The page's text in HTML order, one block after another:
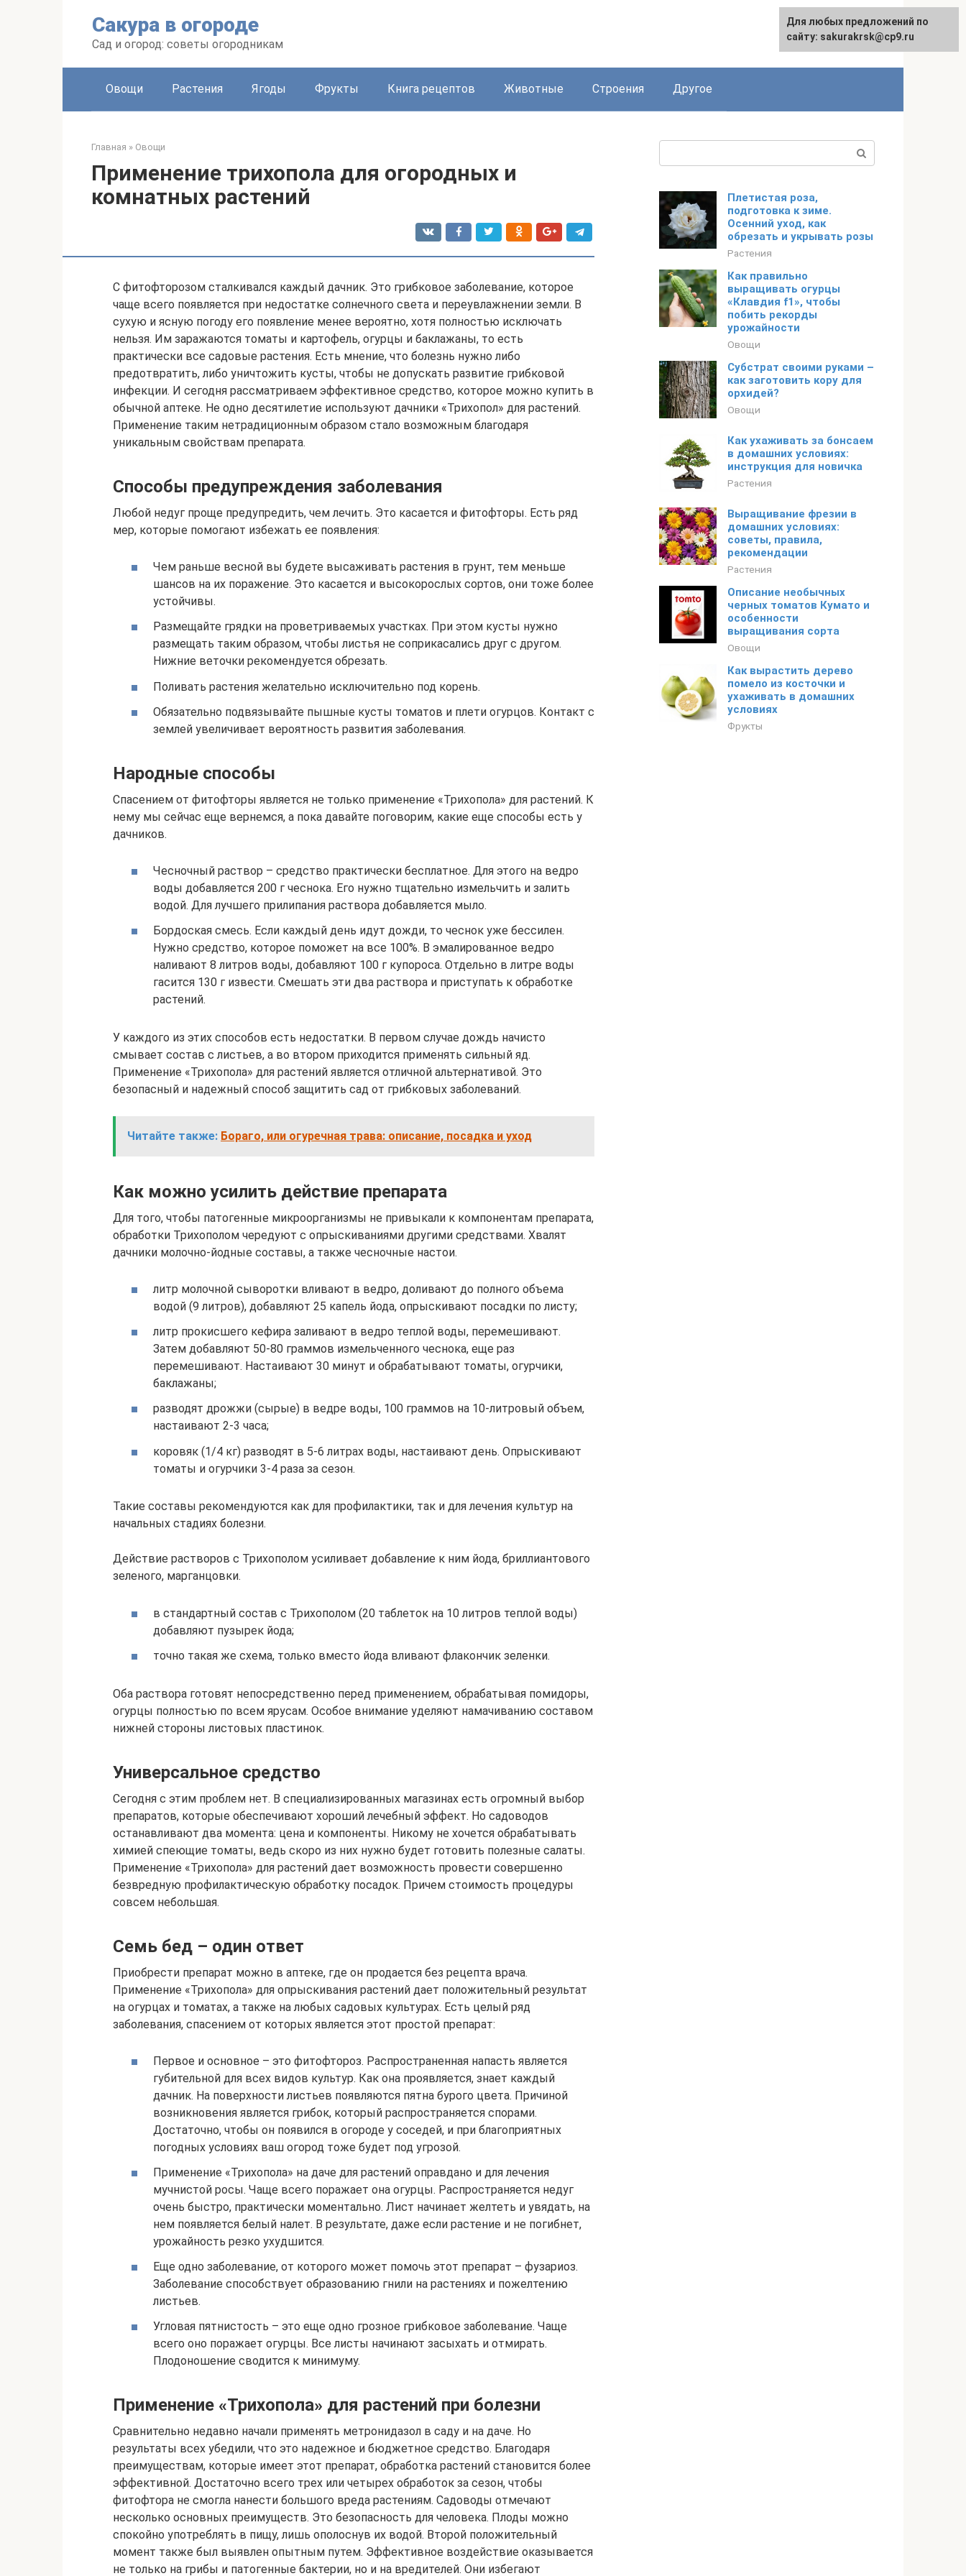
Сакура в огороде
Сад и огород: советы огородникам
English
Овощи Растения Ягоды Фрукты Книга рецептов Животные Строения Другое
Главная » Овощи
Применение трихопола для огородных и
комнатных растений
С фитофторозом сталкивался каждый дачник. Это грибковое заболевание, которое
чаще всего появляется при недостатке солнечного света и переувлажнении земли. В
сухую и ясную погоду его появление менее вероятно, хотя полностью исключать
нельзя. Им заражаются томаты и картофель, огурцы и баклажаны, то есть
практически все садовые растения. Есть мнение, что болезнь нужно либо
предотвратить, либо уничтожить кусты, чтобы не допускать развитие грибковой
инфекции. И сегодня рассматриваем эффективное средство, которое можно купить в
обычной аптеке. Не одно десятилетие используют дачники «Трихопол» для растений.
Применение таким нетрадиционным образом стало возможным благодаря
уникальным свойствам препарата.
Способы предупреждения заболевания
Любой недуг проще предупредить, чем лечить. Это касается и фитофторы. Есть ряд
мер, которые помогают избежать ее появления:
Чем раньше весной вы будете высаживать растения в грунт, тем меньше
шансов на их поражение. Это касается и высокорослых сортов, они тоже более
устойчивы.
Размещайте грядки на проветриваемых участках. При этом кусты нужно
размещать таким образом, чтобы листья не соприкасались друг с другом.
Нижние веточки рекомендуется обрезать.
Поливать растения желательно исключительно под корень.
Обязательно подвязывайте пышные кусты томатов и плети огурцов. Контакт с
землей увеличивает вероятность развития заболевания.
Народные способы
Спасением от фитофторы является не только применение «Трихопола» для растений. К
нему мы сейчас еще вернемся, а пока давайте поговорим, какие еще способы есть у
дачников.
Чесночный раствор – средство практически бесплатное. Для этого на ведро
воды добавляется 200 г чеснока. Его нужно тщательно измельчить и залить
водой. Для лучшего прилипания раствора добавляется мыло.
Бордоская смесь. Если каждый день идут дожди, то чеснок уже бессилен.
Нужно средство, которое поможет на все 100%. В эмалированное ведро
наливают 8 литров воды, добавляют 100 г купороса. Отдельно в литре воды
гасится 130 г извести. Смешать эти два раствора и приступать к обработке
растений.
У каждого из этих способов есть недостатки. В первом случае дождь начисто
смывает состав с листьев, а во втором приходится применять сильный яд.
Применение «Трихопола» для растений является отличной альтернативой. Это
безопасный и надежный способ защитить сад от грибковых заболеваний.
Читайте также: Бораго, или огуречная трава: описание, посадка и уход
Как можно усилить действие препарата
Для того, чтобы патогенные микроорганизмы не привыкали к компонентам препарата,
обработки Трихополом чередуют с опрыскиваниями другими средствами. Хвалят
дачники молочно-йодные составы, а также чесночные настои.
литр молочной сыворотки вливают в ведро, доливают до полного объема
водой (9 литров), добавляют 25 капель йода, опрыскивают посадки по листу;
литр прокисшего кефира заливают в ведро теплой воды, перемешивают.
Затем добавляют 50-80 граммов измельченного чеснока, еще раз
перемешивают. Настаивают 30 минут и обрабатывают томаты, огурчики,
баклажаны;
разводят дрожжи (сырые) в ведре воды, 100 граммов на 10-литровый объем,
настаивают 2-3 часа;
коровяк (1/4 кг) разводят в 5-6 литрах воды, настаивают день. Опрыскивают
томаты и огурчики 3-4 раза за сезон.
Такие составы рекомендуются как для профилактики, так и для лечения культур на
начальных стадиях болезни.
Действие растворов с Трихополом усиливает добавление к ним йода, бриллиантового
зеленого, марганцовки.
в стандартный состав с Трихополом (20 таблеток на 10 литров теплой воды)
добавляют пузырек йода;
точно такая же схема, только вместо йода вливают флакончик зеленки.
Оба раствора готовят непосредственно перед применением, обрабатывая помидоры,
огурцы полностью по всем ярусам. Особое внимание уделяют намачиванию составом
нижней стороны листовых пластинок.
Универсальное средство
Сегодня с этим проблем нет. В специализированных магазинах есть огромный выбор
препаратов, которые обеспечивают хороший лечебный эффект. Но садоводов
останавливают два момента: цена и компоненты. Никому не хочется обрабатывать
химией спеющие томаты, ведь скоро из них нужно будет готовить полезные салаты.
Применение «Трихопола» для растений дает возможность провести совершенно
безвредную профилактическую обработку посадок. Причем стоимость процедуры
совсем небольшая.
Семь бед – один ответ
Приобрести препарат можно в аптеке, где он продается без рецепта врача.
Применение «Трихопола» для опрыскивания растений дает положительный результат
на огурцах и томатах, а также на любых садовых культурах. Есть целый ряд
заболевания, спасением от которых является этот простой препарат:
Первое и основное – это фитофтороз. Распространенная напасть является
губительной для всех видов культур. Как она проявляется, знает каждый
дачник. На поверхности листьев появляются пятна бурого цвета. Причиной
возникновения является грибок, который распространяется спорами.
Достаточно, чтобы он появился в огороде у соседей, и при благоприятных
погодных условиях ваш огород тоже будет под угрозой.
Применение «Трихопола» на даче для растений оправдано и для лечения
мучнистой росы. Чаще всего поражает она огурцы. Распространяется недуг
очень быстро, практически моментально. Лист начинает желтеть и увядать, на
нем появляется белый налет. В результате, даже если растение и не погибнет,
урожайность резко ухудшится.
Еще одно заболевание, от которого может помочь этот препарат – фузариоз.
Заболевание способствует образованию гнили на растениях и пожелтению
листьев.
Угловая пятнистость – это еще одно грозное грибковое заболевание. Чаще
всего оно поражает огурцы. Все листы начинают засыхать и отмирать.
Плодоношение сводится к минимуму.
Применение «Трихопола» для растений при болезни
Сравнительно недавно начали применять метронидазол в саду и на даче. Но
результаты всех убедили, что это надежное и бюджетное средство. Благодаря
преимуществам, которые имеет этот препарат, обработка растений становится более
эффективной. Достаточно всего трех или четырех обработок за сезон, чтобы
фитофтора не смогла нанести большого вреда растениям. Садоводы отмечают
несколько основных преимуществ. Это безопасность для человека. Плоды можно
спокойно употреблять в пищу, лишь ополоснув их водой. Второй положительный
момент также был выявлен опытным путем. Эффективное воздействие оказывается
не только на грибы и патогенные бактерии, но и на вредителей. Они избегают
Плетистая роза,
подготовка к зиме.
Осенний уход, как
обрезать и укрывать розы
Растения
Как правильно
выращивать огурцы
«Клавдия f1», чтобы
побить рекорды
урожайности
Овощи
Субстрат своими руками –
как заготовить кору для
орхидей?
Овощи
Как ухаживать за бонсаем
в домашних условиях:
инструкция для новичка
Растения
Выращивание фрезии в
домашних условиях:
советы, правила,
рекомендации
Растения
Описание необычных
черных томатов Кумато и
особенности
выращивания сорта
Овощи
Как вырастить дерево
помело из косточки и
ухаживать в домашних
условиях
Фрукты
Для любых предложений по
сайту: sakurakrsk@cp9.ru